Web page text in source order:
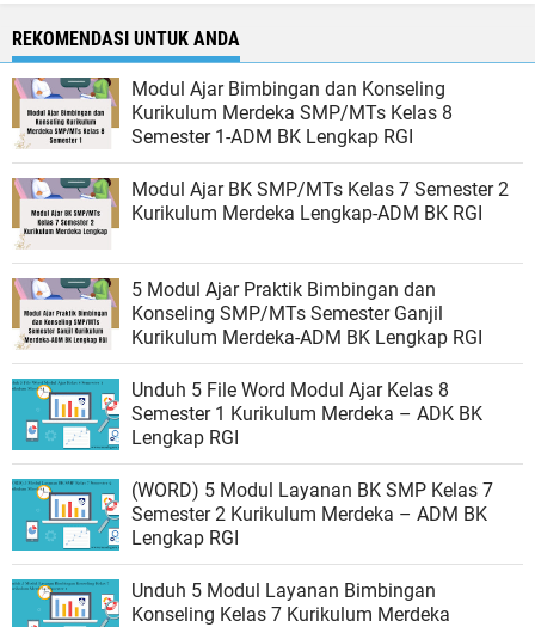
REKOMENDASI UNTUK ANDA
Modul Ajar Bimbingan dan Konseling
Kurikulum Merdeka SMP/MTs Kelas 8
Semester 1-ADM BK Lengkap RGI
Modul Ajar BK SMP/MTs Kelas 7 Semester 2
Kurikulum Merdeka Lengkap-ADM BK RGI
5 Modul Ajar Praktik Bimbingan dan
Konseling SMP/MTs Semester Ganjil
Kurikulum Merdeka-ADM BK Lengkap RGI
Unduh 5 File Word Modul Ajar Kelas 8
Semester 1 Kurikulum Merdeka – ADK BK
Lengkap RGI
(WORD) 5 Modul Layanan BK SMP Kelas 7
Semester 2 Kurikulum Merdeka – ADM BK
Lengkap RGI
Unduh 5 Modul Layanan Bimbingan
Konseling Kelas 7 Kurikulum Merdeka